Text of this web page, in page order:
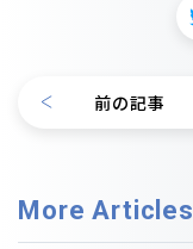
前の記事
More Articles